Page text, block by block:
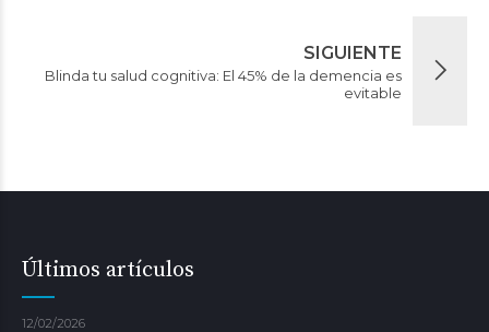
SIGUIENTE
Blinda tu salud cognitiva: El 45% de la demencia es
evitable
Últimos artículos
12/02/2026